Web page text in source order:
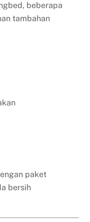
beberapa
tambahan
paket
bersih